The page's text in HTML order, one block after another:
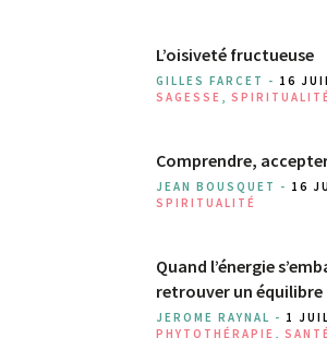
L’oisiveté fructueuse
GILLES FARCET - 16
SAGESSE ,
Comprendre,
JEAN BOUSQUET - 16
SPIRITUALITÉ
Quand l’énergie
retrouver un
JEROME RAYNAL - 1
PHYTOTHÉRAPIE ,